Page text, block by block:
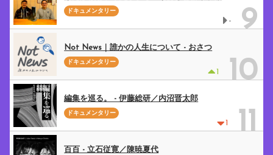
- 9
ドキュメンタリー
1 10
Not News｜誰かの人生について - おさつ
ドキュメンタリー
1 11
編集を巡る。 - 伊藤総研／内沼晋太郎
ドキュメンタリー
百百 - 立石従寛／陳暁夏代